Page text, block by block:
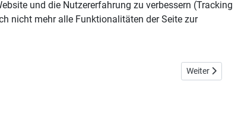
Nächster
Weiter
und die Nutzererfahrung zu verbessern (Tracking
nicht mehr alle Funktionalitäten der Seite zur